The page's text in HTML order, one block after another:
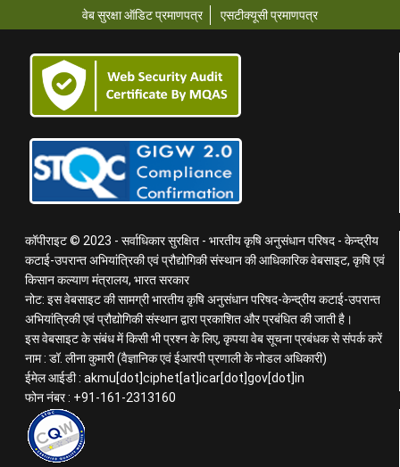
वेब सुरक्षा ऑडिट प्रमाणपत्र
एसटीक्यूसी प्रमाणपत्र
कॉपीराइट © 2023 - सर्वाधिकार सुरक्षित - भारतीय कृषि अनुसंधान परिषद - केन्द्रीय
कटाई-उपरान्त अभियांत्रिकी एवं प्रौद्योगिकी संस्थान की आधिकारिक वेबसाइट, कृषि एवं
किसान कल्याण मंत्रालय, भारत सरकार
नोट: इस वेबसाइट की सामग्री भारतीय कृषि अनुसंधान परिषद-केन्द्रीय कटाई-उपरान्त
अभियांत्रिकी एवं प्रौद्योगिकी संस्थान द्वारा प्रकाशित और प्रबंधित की जाती है।
इस वेबसाइट के संबंध में किसी भी प्रश्न के लिए, कृपया वेब सूचना प्रबंधक से संपर्क करें
नाम : डॉ. लीना कुमारी (वैज्ञानिक एवं ईआरपी प्रणाली के नोडल अधिकारी)
ईमेल आईडी : akmu[dot]ciphet[at]icar[dot]gov[dot]in
फोन नंबर : +91-161-2313160